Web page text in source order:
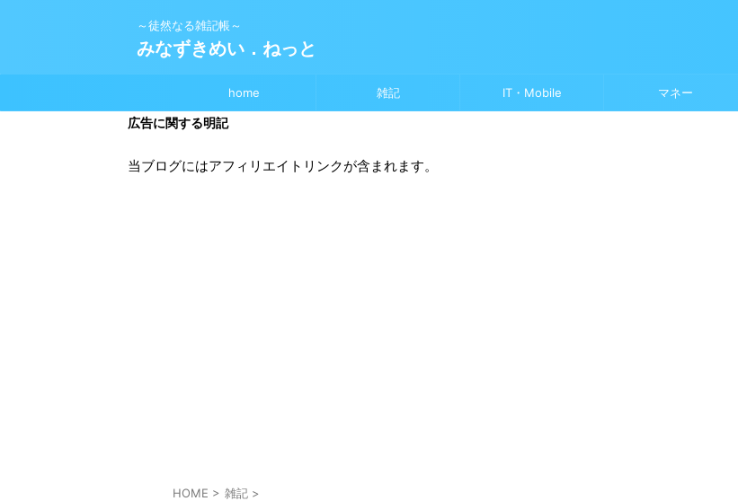
～徒然なる雑記帳～
みなずきめい．ねっと
home 雑記 IT・Mobile マネー
広告に関する明記
当ブログにはアフィリエイトリンクが含まれます。
HOME > 雑記 >